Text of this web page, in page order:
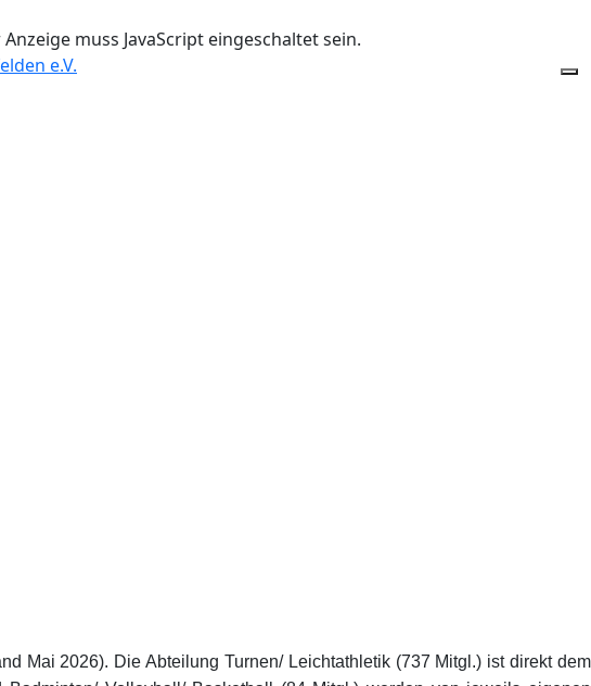
muss JavaScript eingeschaltet sein.
Mai 2026). Die Abteilung Turnen/ Leichtathletik (737 Mitgl.) ist direkt dem